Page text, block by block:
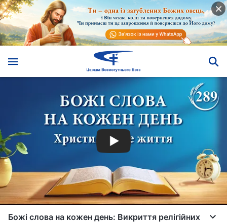
Божі слова на кожен день: Викриття релігійних